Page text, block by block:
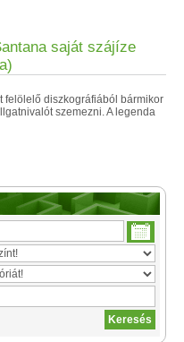
saját szájíze
felölelő diszkográfiából bármikor
szemezni. A legenda